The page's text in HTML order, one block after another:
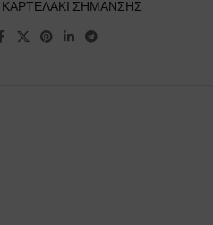
ΚΑΡΤΕΛΑΚΙ ΣΗΜΑΝΣΗΣ